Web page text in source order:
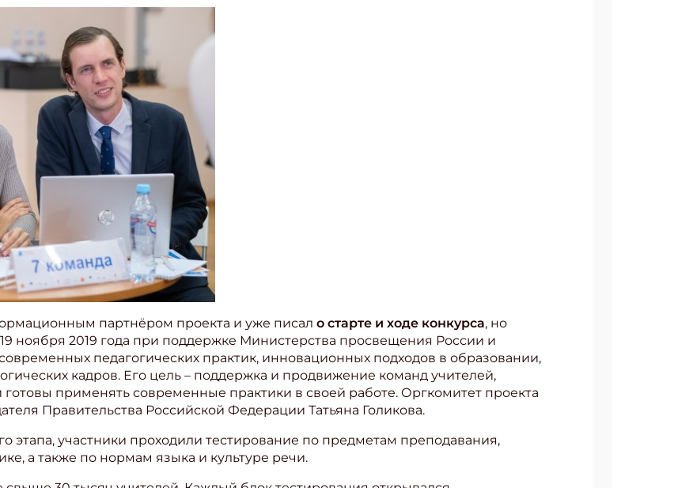
партнёром проекта и уже писал о старте и ходе конкурса, но
ноября 2019 года при поддержке Министерства просвещения России и
педагогических практик, инновационных подходов в образовании,
кадров. Его цель – поддержка и продвижение команд учителей,
применять современные практики в своей работе. Оргкомитет проекта
Правительства Российской Федерации Татьяна Голикова.
этапа, участники проходили тестирование по предметам преподавания,
а также по нормам языка и культуре речи.